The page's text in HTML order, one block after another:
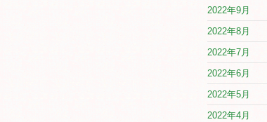
2022年9月
2022年8月
2022年7月
2022年6月
2022年5月
2022年4月